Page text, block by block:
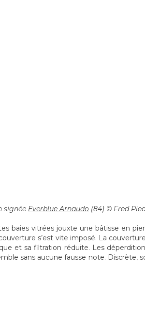
signée Everblue Arnaudo (84) © Fred
baies vitrées jouxte une bâtisse en
s’est vite imposé. La
et sa filtration réduite. Les
sans aucune fausse note. Discrète,